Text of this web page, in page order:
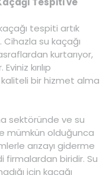
tespiti artık
su kaçağı
kurtarıyor,
kırılıp
bir hizmet alma
sektöründe ve su
mümkün olduğunca
arızayı giderme
firmalardan biridir. Su
için kaçağı